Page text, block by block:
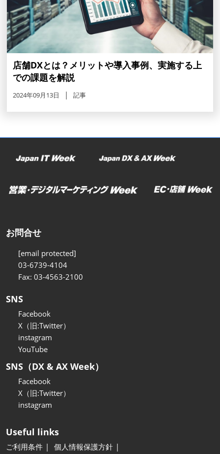
店舗DXとは？メリットや導入事例、実施する上
での課題を解説
2024年09月13日 記事
お問合せ
[email protected]
03-6739-4104
Fax: 03-4563-2100
SNS
Facebook
X（旧:Twitter）
instagram
YouTube
SNS（DX & AX Week）
Facebook
X（旧:Twitter）
instagram
Useful links
ご利用条件
個人情報保護方針